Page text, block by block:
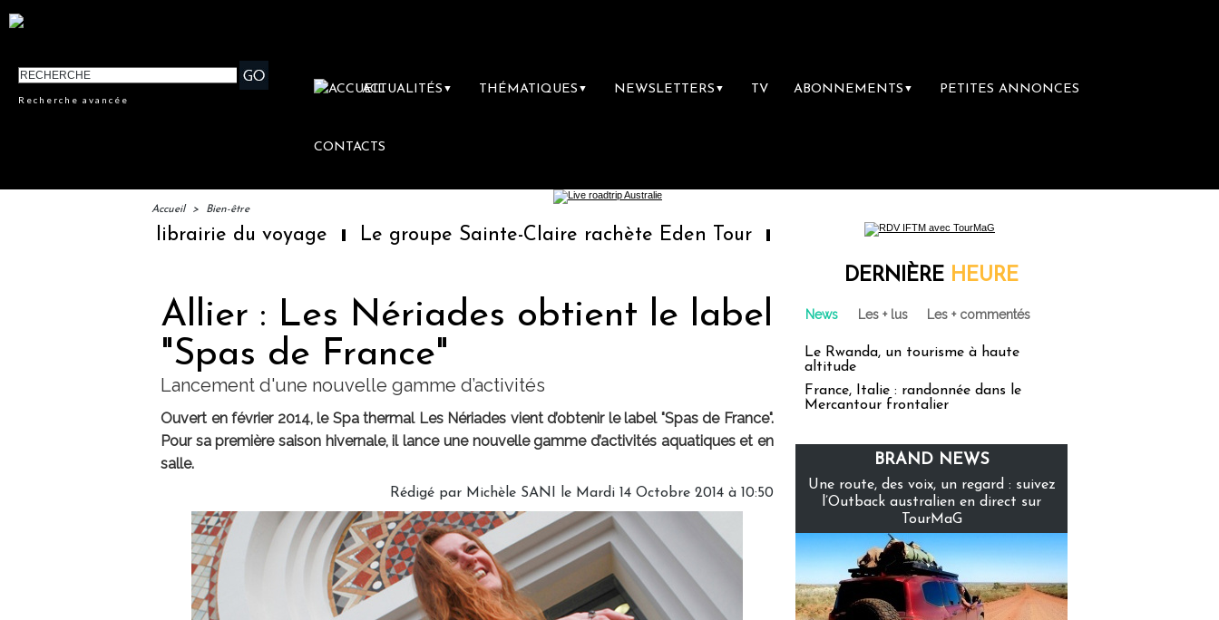
Recherche avancée
ACTUALITÉS ▼ THÉMATIQUES ▼ NEWSLETTERS ▼ TV ABONNEMENTS ▼ PETITES ANNONCES
CONTACTS
Accueil > Bien-être
librairie du voyage Le groupe Sainte-Claire rachète Eden Tour L’accès aux vacances : un droit inachevé totalement
Allier : Les Nériades obtient le label
"Spas de France"
Lancement d'une nouvelle gamme d’activités
Ouvert en février 2014, le Spa thermal Les Nériades vient d’obtenir le label "Spas de France".
Pour sa première saison hivernale, il lance une nouvelle gamme d’activités aquatiques et en
salle.
Rédigé par Michèle SANI le Mardi 14 Octobre 2014 à 10:50
DERNIÈRE HEURE
News Les + lus Les + commentés
Le Rwanda, un tourisme à haute
altitude
France, Italie : randonnée dans le
Mercantour frontalier
BRAND NEWS
Une route, des voix, un regard : suivez
l’Outback australien en direct sur
TourMaG